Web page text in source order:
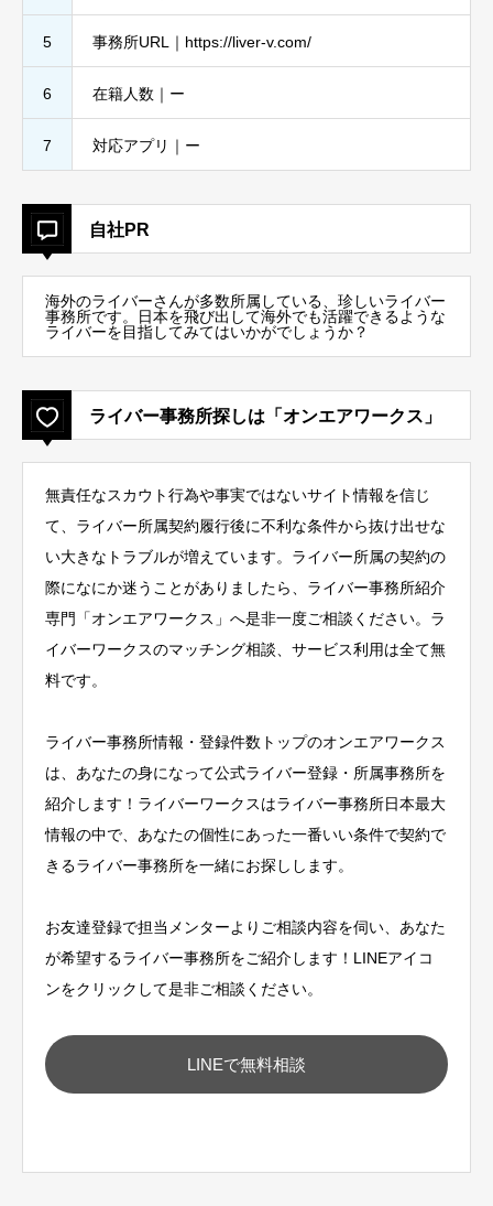
5 事務所URL｜https://liver-v.com/
6 在籍人数｜ー
7 対応アプリ｜ー
自社PR
海外のライバーさんが多数所属している、珍しいライバー
事務所です。日本を飛び出して海外でも活躍できるような
ライバーを目指してみてはいかがでしょうか？
ライバー事務所探しは「オンエアワークス」
無責任なスカウト行為や事実ではないサイト情報を信じ
て、ライバー所属契約履行後に不利な条件から抜け出せな
い大きなトラブルが増えています。ライバー所属の契約の
際になにか迷うことがありましたら、ライバー事務所紹介
専門「オンエアワークス」へ是非一度ご相談ください。ラ
イバーワークスのマッチング相談、サービス利用は全て無
料です。
ライバー事務所情報・登録件数トップのオンエアワークス
は、あなたの身になって公式ライバー登録・所属事務所を
紹介します！ライバーワークスはライバー事務所日本最大
情報の中で、あなたの個性にあった一番いい条件で契約で
きるライバー事務所を一緒にお探しします。
お友達登録で担当メンターよりご相談内容を伺い、あなた
が希望するライバー事務所をご紹介します！LINEアイコ
ンをクリックして是非ご相談ください。
LINEで無料相談